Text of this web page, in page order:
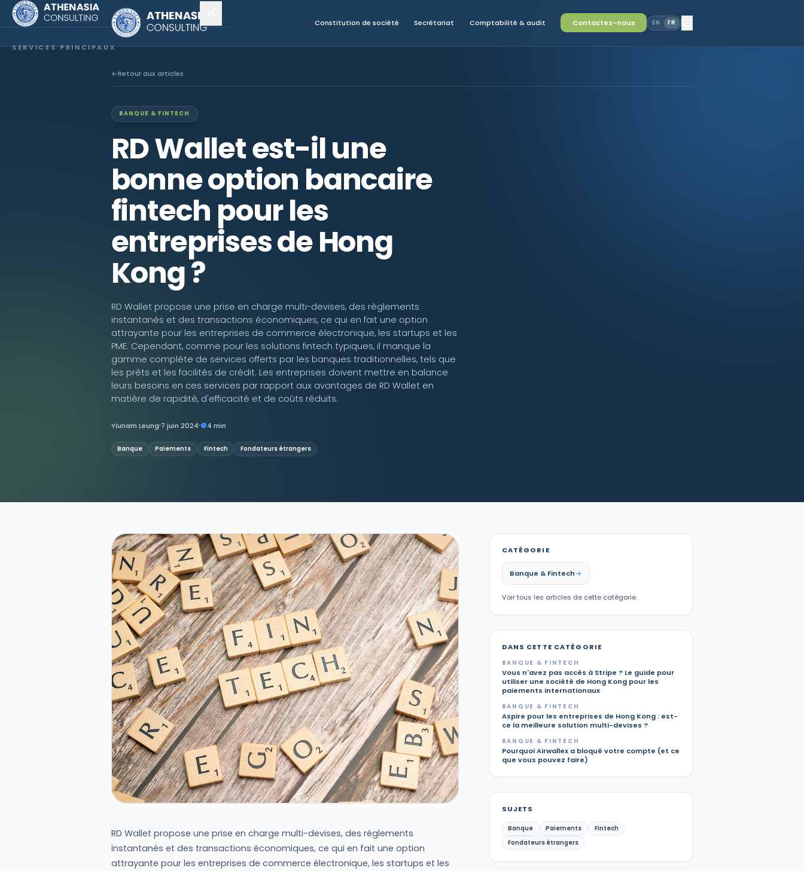
Constitution de société Secrétariat Comptabilité & audit Contactez-nous EN FR
SERVICES PRINCIPAUX
Retour aux articles
BANQUE & FINTECH
RD Wallet est-il une
bonne option bancaire
fintech pour les
entreprises de Hong
Kong ?
RD Wallet propose une prise en charge multi-devises, des règlements
instantanés et des transactions économiques, ce qui en fait une option
attrayante pour les entreprises de commerce électronique, les startups et les
PME. Cependant, comme pour les solutions fintech typiques, il manque la
gamme complète de services offerts par les banques traditionnelles, tels que
les prêts et les facilités de crédit. Les entreprises doivent mettre en balance
leurs besoins en ces services par rapport aux avantages de RD Wallet en
matière de rapidité, d'efficacité et de coûts réduits.
Yiunam Leung 7 juin 2024 4 min
Banque Paiements Fintech Fondateurs étrangers
RD Wallet propose une prise en charge multi-devises, des règlements
instantanés et des transactions économiques, ce qui en fait une option
attrayante pour les entreprises de commerce électronique, les startups et les
CATÉGORIE
Banque & Fintech
Voir tous les articles de cette catégorie.
DANS CETTE CATÉGORIE
BANQUE & FINTECH
Vous n'avez pas accès à Stripe ? Le guide pour
utiliser une société de Hong Kong pour les
paiements internationaux
BANQUE & FINTECH
Aspire pour les entreprises de Hong Kong : est-
ce la meilleure solution multi-devises ?
BANQUE & FINTECH
Pourquoi Airwallex a bloqué votre compte (et ce
que vous pouvez faire)
SUJETS
Banque Paiements
Fintech
Fondateurs étrangers